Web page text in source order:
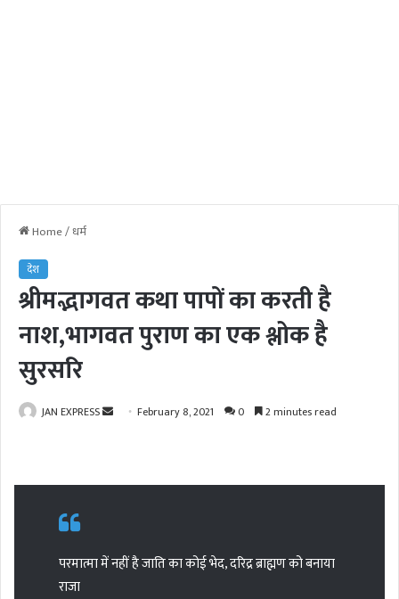
Home/धर्म
देश
श्रीमद्भागवत कथा पापों का करती है
नाश,भागवत पुराण का एक श्लोक है
सुरसरि
JAN EXPRESS
m
February 8, 2021 0 2 minutes read
परमात्मा में नहीं है जाति का कोई भेद, दरिद्र ब्राह्मण को बनाया
राजा